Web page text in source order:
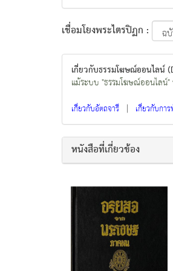
เชื่อมโยงพระไตรปิฏก :
เกี่ยวกับธรรมโฆษณ์ออนไลน์
แม้ระบบ "ธรรมโฆษณ์ออนไลน์
เกี่ยวกับอัตถจารี | เกี่ยวกับกา
หนังสือที่เกี่ยวข้อง